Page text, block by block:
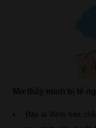
Đây là điềm báo